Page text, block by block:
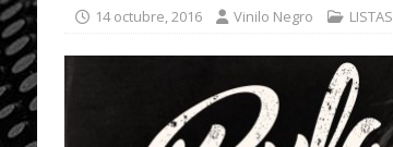
14 octubre, 2016 Vinilo Negro LISTAS